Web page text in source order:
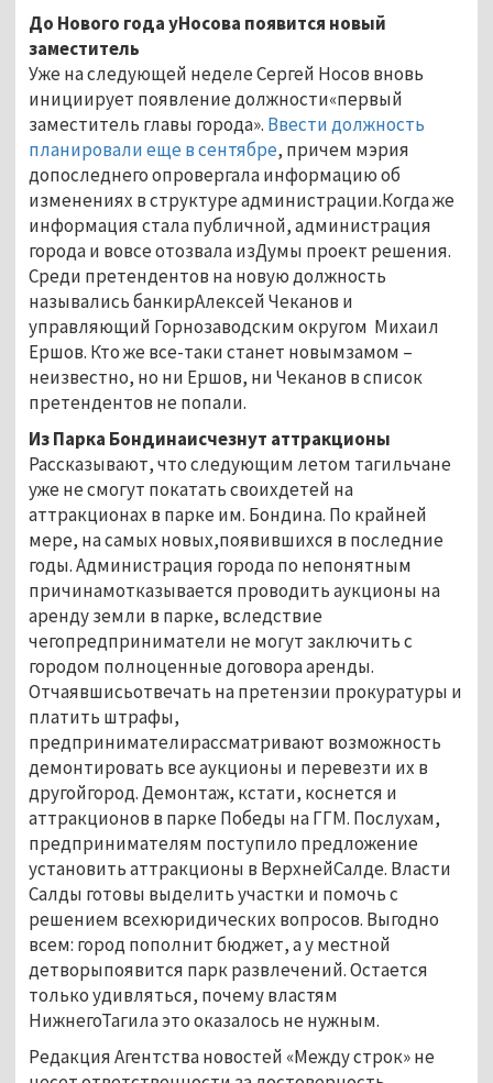
До Нового года уНосова появится новый
заместитель
Уже на следующей неделе Сергей Носов вновь
инициирует появление должности«первый
заместитель главы города». Ввести должность
планировали еще в сентябре, причем мэрия
допоследнего опровергала информацию об
изменениях в структуре администрации.Когда же
информация стала публичной, администрация
города и вовсе отозвала изДумы проект решения.
Среди претендентов на новую должность
назывались банкирАлексей Чеканов и
управляющий Горнозаводским округом Михаил
Ершов. Кто же все-таки станет новымзамом –
неизвестно, но ни Ершов, ни Чеканов в список
претендентов не попали.
Из Парка Бондинаисчезнут аттракционы
Рассказывают, что следующим летом тагильчане
уже не смогут покатать своихдетей на
аттракционах в парке им. Бондина. По крайней
мере, на самых новых,появившихся в последние
годы. Администрация города по непонятным
причинамотказывается проводить аукционы на
аренду земли в парке, вследствие
чегопредприниматели не могут заключить с
городом полноценные договора аренды.
Отчаявшисьотвечать на претензии прокуратуры и
платить штрафы,
предпринимателирассматривают возможность
демонтировать все аукционы и перевезти их в
другойгород. Демонтаж, кстати, коснется и
аттракционов в парке Победы на ГГМ. Послухам,
предпринимателям поступило предложение
установить аттракционы в ВерхнейСалде. Власти
Салды готовы выделить участки и помочь с
решением всехюридических вопросов. Выгодно
всем: город пополнит бюджет, а у местной
детворыпоявится парк развлечений. Остается
только удивляться, почему властям
НижнегоТагила это оказалось не нужным.
Редакция Агентства новостей «Между строк» не